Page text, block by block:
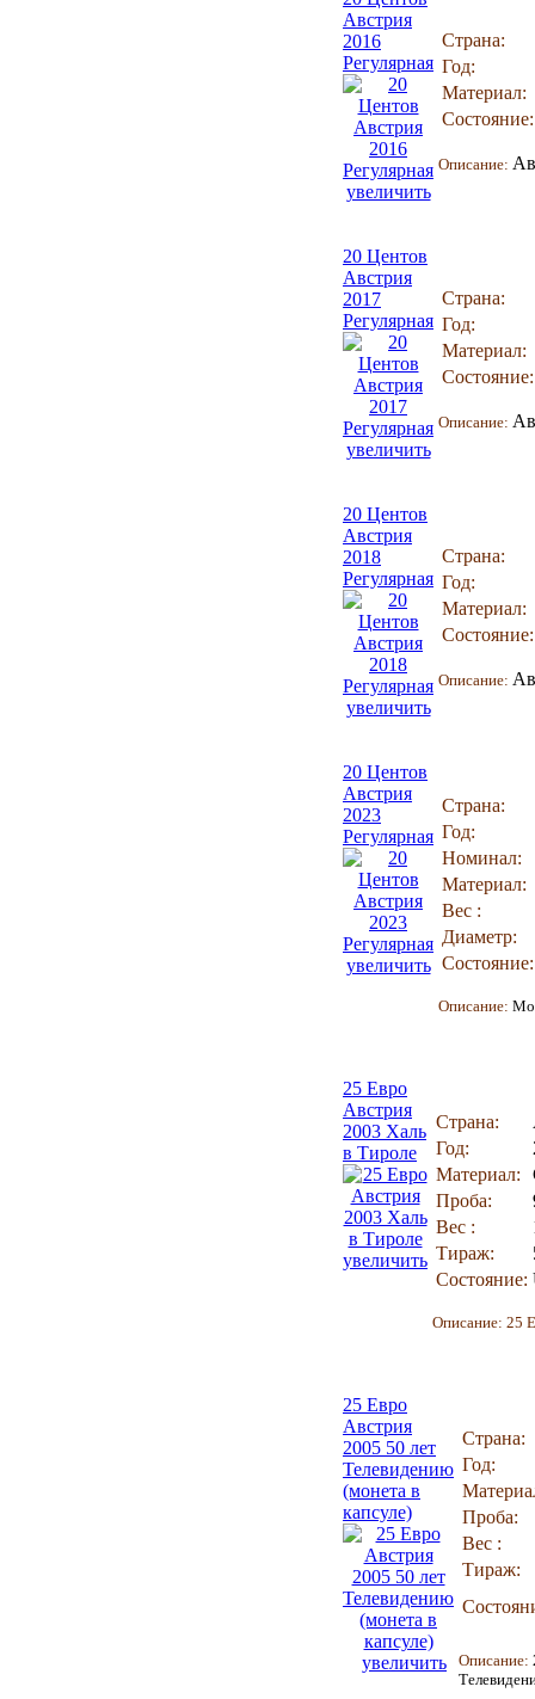
Австрия
2016
Регулярная
увеличить
Страна:
Год:
Материал:
Состояние:
Описание:
20 Центов
Австрия
2017
Регулярная
увеличить
Страна:
Год:
Материал:
Состояние:
Описание:
20 Центов
Австрия
2018
Регулярная
увеличить
Страна:
Год:
Материал:
Состояние:
Описание:
20 Центов
Австрия
2023
Регулярная
увеличить
Страна:
Год:
Номинал:
Материал:
Вес :
Диаметр:
Состояние:
Описание:
25 Евро
Австрия
2003 Халь
в Тироле
увеличить
Страна:
Год:
Материал:
Проба:
Вес :
Тираж:
Состояние:
Описание: 25
25 Евро
Австрия
2005 50 лет
Телевидению
(монета в
капсуле)
увеличить
Страна:
Год:
Проба:
Вес :
Тираж:
Описание: